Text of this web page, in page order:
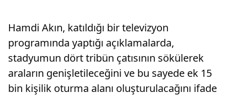
Hamdi Akın, katıldığı bir televizyon
programında yaptığı açıklamalarda,
stadyumun dört tribün çatısının sökülerek
araların genişletileceğini ve bu sayede ek 15
bin kişilik oturma alanı oluşturulacağını ifade